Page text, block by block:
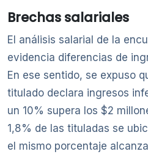
Brechas salariales
El análisis salarial de la
evidencia diferencias de
En ese sentido, se expuso
titulado declara ingresos
un 10% supera los $2
1,8% de las tituladas se
el mismo porcentaje